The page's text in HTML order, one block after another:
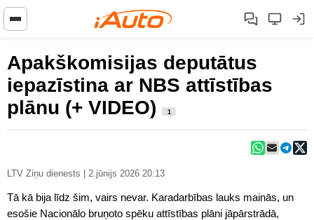
Apakškomisijas deputātus
iepazīstina ar NBS attīstības
plānu (+ VIDEO)
1
LTV Ziņu dienests | 2.jūnijs 2026 20:13
Tā kā bija līdz šim, vairs nevar. Karadarbības lauks mainās, un
esošie Nacionālo bruņoto spēku attīstības plāni jāpārstrādā,